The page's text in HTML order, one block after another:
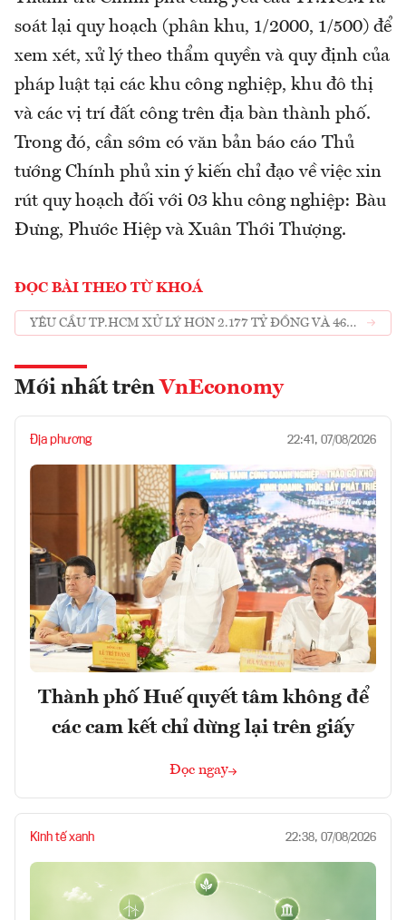
soát lại quy hoạch (phân khu, 1/2000, 1/500) để
xem xét, xử lý theo thẩm quyền và quy định của
pháp luật tại các khu công nghiệp, khu đô thị
và các vị trí đất công trên địa bàn thành phố.
Trong đó, cần sớm có văn bản báo cáo Thủ
tướng Chính phủ xin ý kiến chỉ đạo về việc xin
rút quy hoạch đối với 03 khu công nghiệp: Bàu
Đưng, Phước Hiệp và Xuân Thới Thượng.
ĐỌC BÀI THEO TỪ KHOÁ
YÊU CẦU TP.HCM XỬ LÝ HƠN 2.177 TỶ ĐỒNG VÀ 46HA
Mới nhất trên VnEconomy
Địa phương 22:41, 07/08/2026
Thành phố Huế quyết tâm không để
các cam kết chỉ dừng lại trên giấy
Đọc ngay
Kinh tế xanh 22:38, 07/08/2026